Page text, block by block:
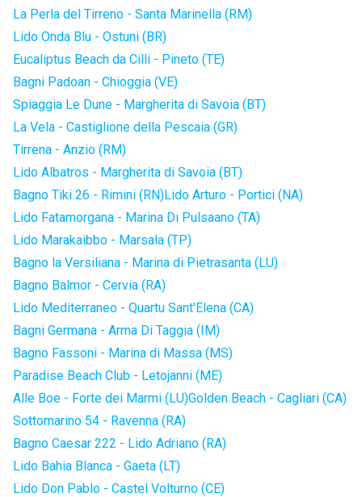
La Perla del Tirreno - Santa Marinella (RM)
Lido Onda Blu - Ostuni (BR)
Eucaliptus Beach da Cilli - Pineto (TE)
Bagni Padoan - Chioggia (VE)
Spiaggia Le Dune - Margherita di Savoia (BT)
La Vela - Castiglione della Pescaia (GR)
Tirrena - Anzio (RM)
Lido Albatros - Margherita di Savoia (BT)
Bagno Tiki 26 - Rimini (RN)Lido Arturo - Portici (NA)
Lido Fatamorgana - Marina Di Pulsaano (TA)
Lido Marakaibbo - Marsala (TP)
Bagno la Versiliana - Marina di Pietrasanta (LU)
Bagno Balmor - Cervia (RA)
Lido Mediterraneo - Quartu Sant'Elena (CA)
Bagni Germana - Arma Di Taggia (IM)
Bagno Fassoni - Marina di Massa (MS)
Paradise Beach Club - Letojanni (ME)
Alle Boe - Forte dei Marmi (LU)Golden Beach - Cagliari (CA)
Sottomarino 54 - Ravenna (RA)
Bagno Caesar 222 - Lido Adriano (RA)
Lido Bahia Blanca - Gaeta (LT)
Lido Don Pablo - Castel Volturno (CE)